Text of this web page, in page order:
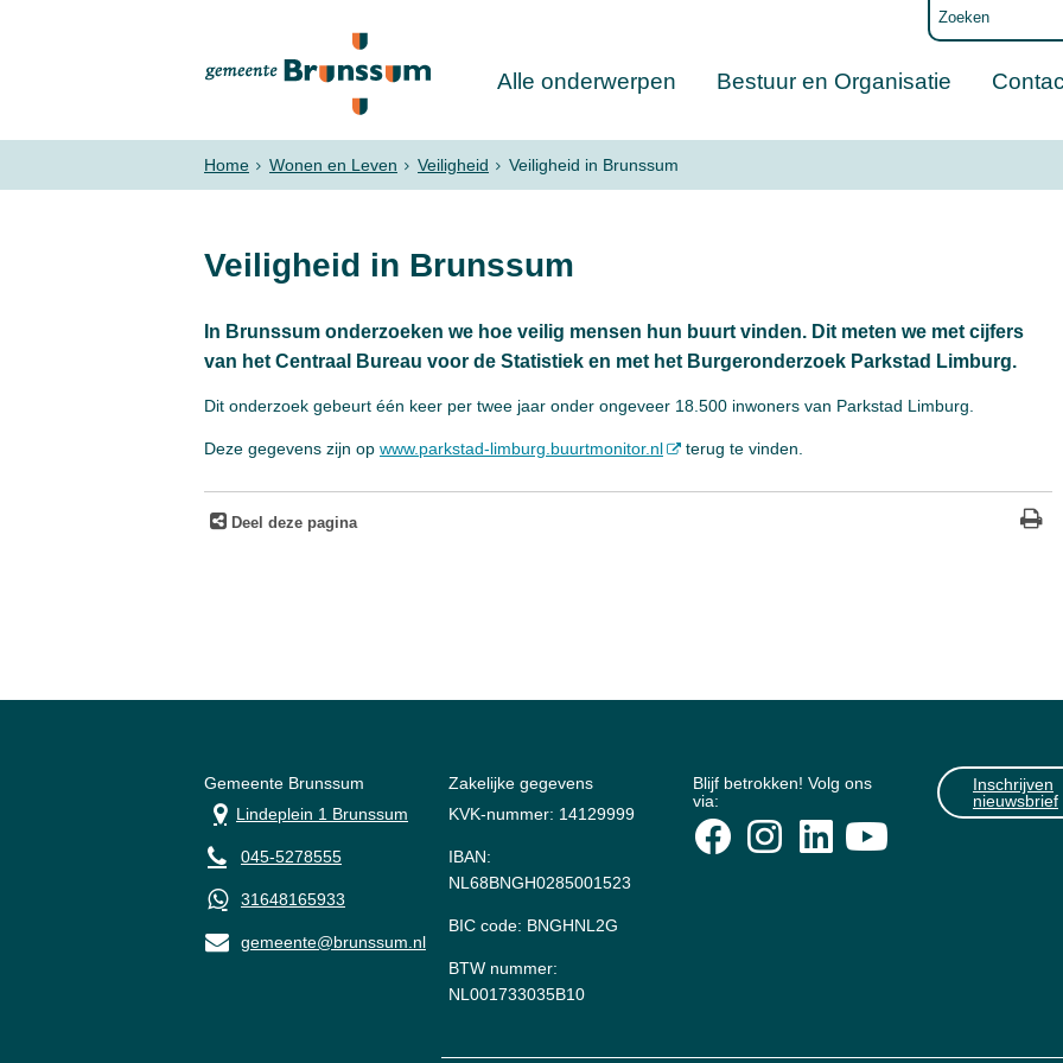
Alle onderwerpen Bestuur en Organisatie
Home Wonen en Leven Veiligheid Veiligheid in Brunssum
Veiligheid in Brunssum
In Brunssum onderzoeken we hoe veilig mensen hun buurt vinden. Dit meten we met cijfers
van het Centraal Bureau voor de Statistiek en met het Burgeronderzoek Parkstad Limburg.
Dit onderzoek gebeurt één keer per twee jaar onder ongeveer 18.500 inwoners van Parkstad Limburg.
Deze gegevens zijn op www.parkstad-limburg.buurtmonitor.nl terug te vinden.
Deel deze pagina
Gemeente Brunssum
Lindeplein 1 Brunssum
045-5278555
31648165933
gemeente@brunssum.nl
Zakelijke gegevens
KVK-nummer: 14129999
IBAN:
NL68BNGH0285001523
BIC code: BNGHNL2G
BTW nummer:
NL001733035B10
Blijf betrokken! Volg ons
via:
Inschrijven
nieuwsbrief